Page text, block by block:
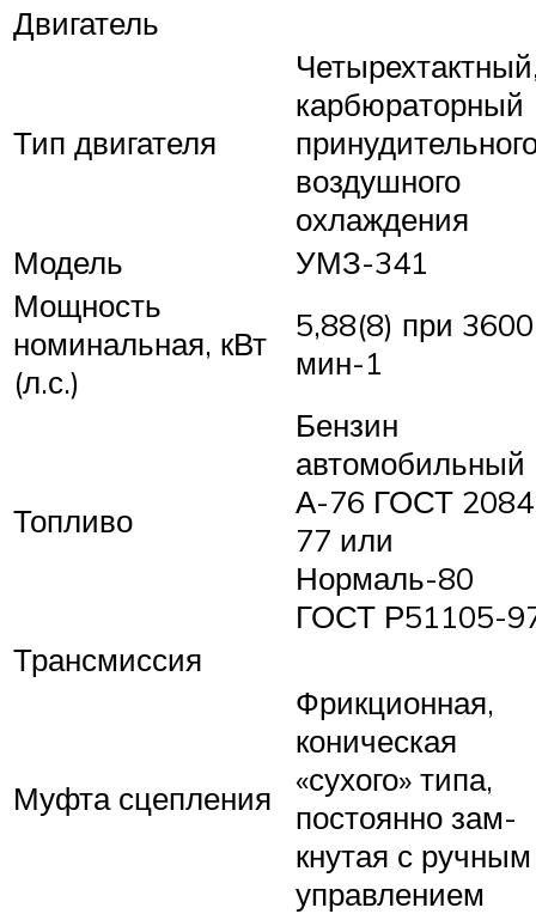
Двигатель
Тип двигателя
карбюра­торный
воздушного
охлаждения
Модель
УМЗ-341
Мощность
номинальная, кВт
(л.с.)
5,88(8) при 3600
мин-1
Топливо
Бензин
автомобильный
А-76 ГОСТ
77 или
Нормаль-80
ГОСТ Р51105-
Трансмиссия
Муфта сцепления
Фрикционная,
коническая
«сухого» типа,
постоянно зам­
кнутая с ручным
управлением